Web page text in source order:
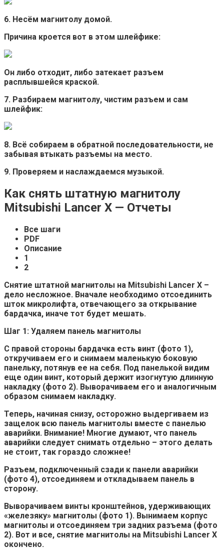
6. Несём магнитолу домой.
Причина кроется вот в этом шлейфике:
Он либо отходит, либо затекает разъем
расплывшейся краской.
7. Разбираем магнитолу, чистим разъем и сам
шлейфик:
8. Всё собираем в обратной последовательности, не
забывая втыкать разъемы на место.
9. Проверяем и наслаждаемся музыкой.
Как снять штатную магнитолу
Mitsubishi Lancer X — Отчеты
Все шаги
PDF
Описание
1
2
Снятие штатной магнитолы на Mitsubishi Lancer X –
дело несложное. Вначале необходимо отсоединить
шток микролифта, отвечающего за открывание
бардачка, иначе тот будет мешать.
Шаг 1: Удаляем панель магнитолы
С правой стороны бардачка есть винт (фото 1),
откручиваем его и снимаем маленькую боковую
панельку, потянув ее на себя. Под панелькой видим
еще один винт, который держит изогнутую длинную
накладку (фото 2). Выворачиваем его и аналогичным
образом снимаем накладку.
Теперь, начиная снизу, осторожно выдергиваем из
защелок всю панель магнитолы вместе с панелью
аварийки. Внимание! Многие думают, что панель
аварийки следует снимать отдельно – этого делать
не стоит, так гораздо сложнее!
Разъем, подключенный сзади к панели аварийки
(фото 4), отсоединяем и откладываем панель в
сторону.
Выворачиваем винты кронштейнов, удерживающих
«железяку» магнитолы (фото 1). Вынимаем корпус
магнитолы и отсоединяем три задних разъема (фото
2). Вот и все, снятие магнитолы на Mitsubishi Lancer X
окончено.